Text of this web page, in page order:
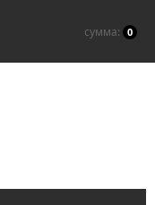
сумма: 0